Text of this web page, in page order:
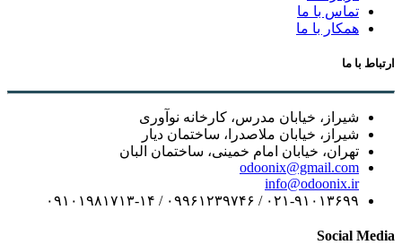
تماس با ما
همکار با ما
ارتباط با ما
شیراز، خیابان مدرس، کارخانه نوآوری
شیراز، خیابان ملاصدرا، ساختمان دیار
تهران، خیابان امام خمینی، ساختمان البان
odoonix@gmail.com
info@odoonix.ir
۰۲۱-۹۱۰۱۳۶۹۹ / ۰۹۹۶۱۲۳۹۷۴۶ / ۰۹۱۰۱۹۸۱۷۱۳-۱۴
Social Media